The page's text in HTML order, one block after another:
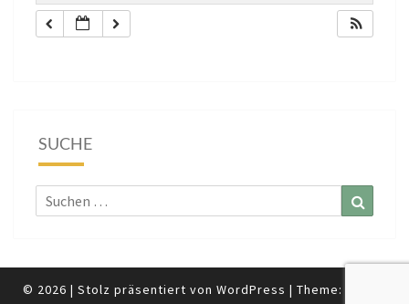
SUCHE
Suchen
nach:
© 2026 | Stolz präsentiert von WordPress | Theme: